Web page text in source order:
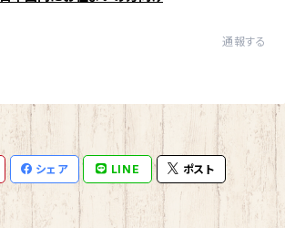
通報する
シェア LINE ポスト